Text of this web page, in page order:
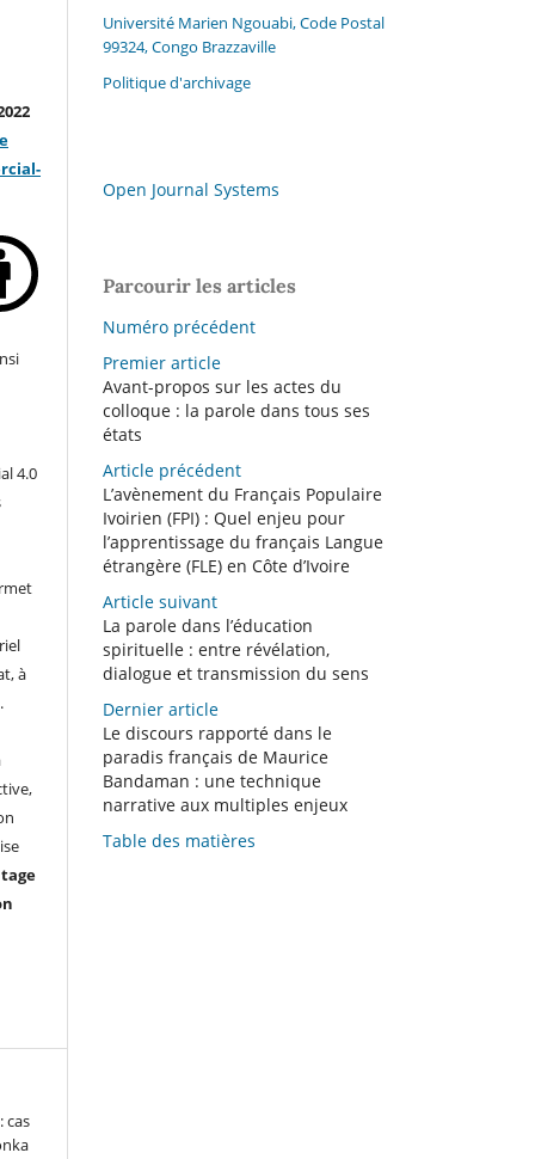
4.0
à
cas
Université Marien Ngouabi, Code Postal
99324, Congo Brazzaville
Politique d'archivage
Open Journal Systems
Parcourir les articles
Numéro précédent
Premier article
Avant-propos sur les actes du
colloque : la parole dans tous ses
états
Article précédent
L’avènement du Français Populaire
Ivoirien (FPI) : Quel enjeu pour
l’apprentissage du français Langue
étrangère (FLE) en Côte d’Ivoire
Article suivant
La parole dans l’éducation
spirituelle : entre révélation,
dialogue et transmission du sens
Dernier article
Le discours rapporté dans le
paradis français de Maurice
Bandaman : une technique
narrative aux multiples enjeux
Table des matières